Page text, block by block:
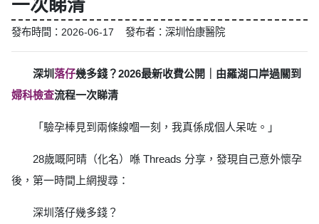
一次睇清
發布時間：2026-06-17 發布者：深圳怡康醫院
深圳 落仔幾多錢？2026最新收費公開｜由羅湖口岸過關到
婦科檢查流程一次睇清
「驗孕棒見到兩條線嗰一刻，我真係成個人呆咗。」
28歲嘅阿晴（化名）喺 Threads 分享，發現自己意外懷孕
後，第一時間上網搜尋：
深圳落仔幾多錢？